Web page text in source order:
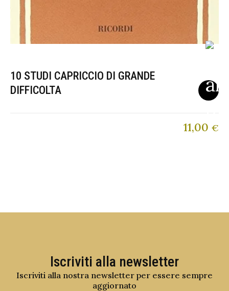
10 STUDI CAPRICCIO DI GRANDE
DIFFICOLTA
11,00 €
Iscriviti alla newsletter
Iscriviti alla nostra newsletter per essere sempre
aggiornato